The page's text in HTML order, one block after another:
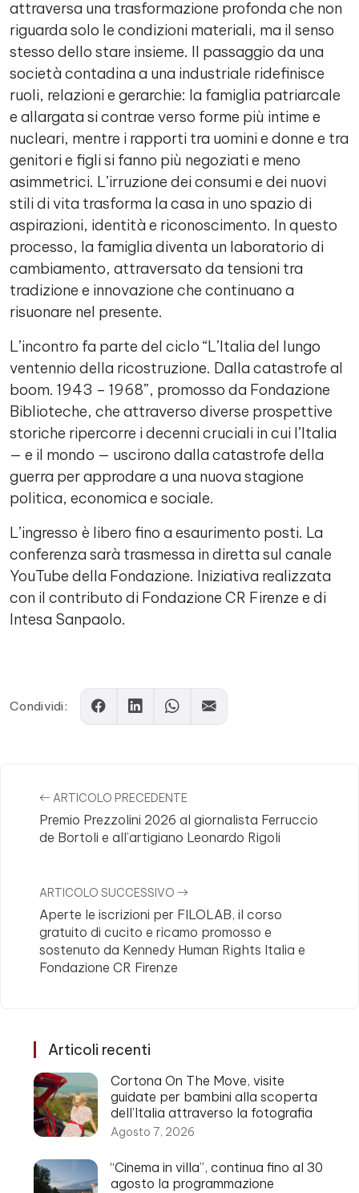
attraversa una trasformazione profonda che non
riguarda solo le condizioni materiali, ma il senso
stesso dello stare insieme. Il passaggio da una
società contadina a una industriale ridefinisce
ruoli, relazioni e gerarchie: la famiglia patriarcale
e allargata si contrae verso forme più intime e
nucleari, mentre i rapporti tra uomini e donne e tra
genitori e figli si fanno più negoziati e meno
asimmetrici. L’irruzione dei consumi e dei nuovi
stili di vita trasforma la casa in uno spazio di
aspirazioni, identità e riconoscimento. In questo
processo, la famiglia diventa un laboratorio di
cambiamento, attraversato da tensioni tra
tradizione e innovazione che continuano a
risuonare nel presente.
L’incontro fa parte del ciclo “L’Italia del lungo
ventennio della ricostruzione. Dalla catastrofe al
boom. 1943 – 1968”, promosso da Fondazione
Biblioteche, che attraverso diverse prospettive
storiche ripercorre i decenni cruciali in cui l’Italia
— e il mondo — uscirono dalla catastrofe della
guerra per approdare a una nuova stagione
politica, economica e sociale.
L’ingresso è libero fino a esaurimento posti. La
conferenza sarà trasmessa in diretta sul canale
YouTube della Fondazione. Iniziativa realizzata
con il contributo di Fondazione CR Firenze e di
Intesa Sanpaolo.
Comments
Condividi:
ARTICOLO PRECEDENTE
Premio Prezzolini 2026 al giornalista Ferruccio
de Bortoli e all’artigiano Leonardo Rigoli
ARTICOLO SUCCESSIVO
Aperte le iscrizioni per FILOLAB, il corso
gratuito di cucito e ricamo promosso e
sostenuto da Kennedy Human Rights Italia e
Fondazione CR Firenze
Articoli recenti
Cortona On The Move, visite
guidate per bambini alla scoperta
dell’Italia attraverso la fotografia
Agosto 7, 2026
“Cinema in villa”, continua fino al 30
agosto la programmazione